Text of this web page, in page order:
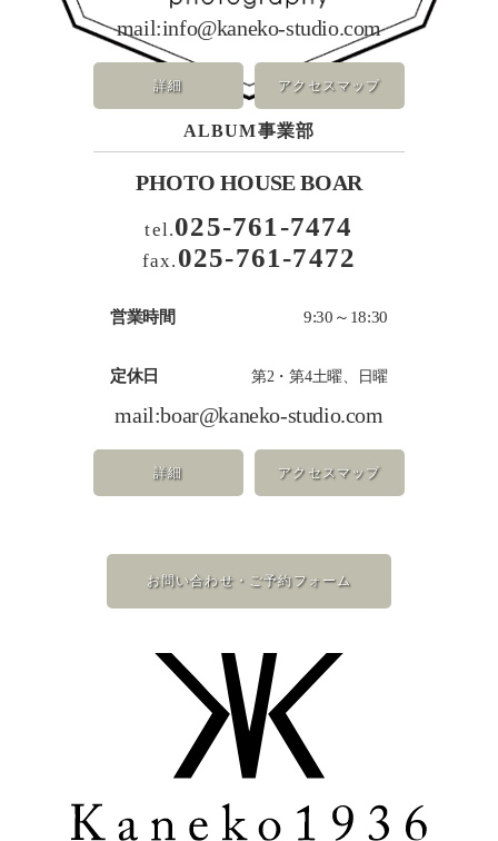
mail:info@kaneko-studio.com
詳細 アクセスマップ
ALBUM事業部
PHOTO HOUSE BOAR
tel.025-761-7474
fax. 025-761-7472
営業時間 9:30～18:30
定休日 第2・第4土曜、日曜
mail:boar@kaneko-studio.com
詳細 アクセスマップ
お問い合わせ・ご予約フォーム